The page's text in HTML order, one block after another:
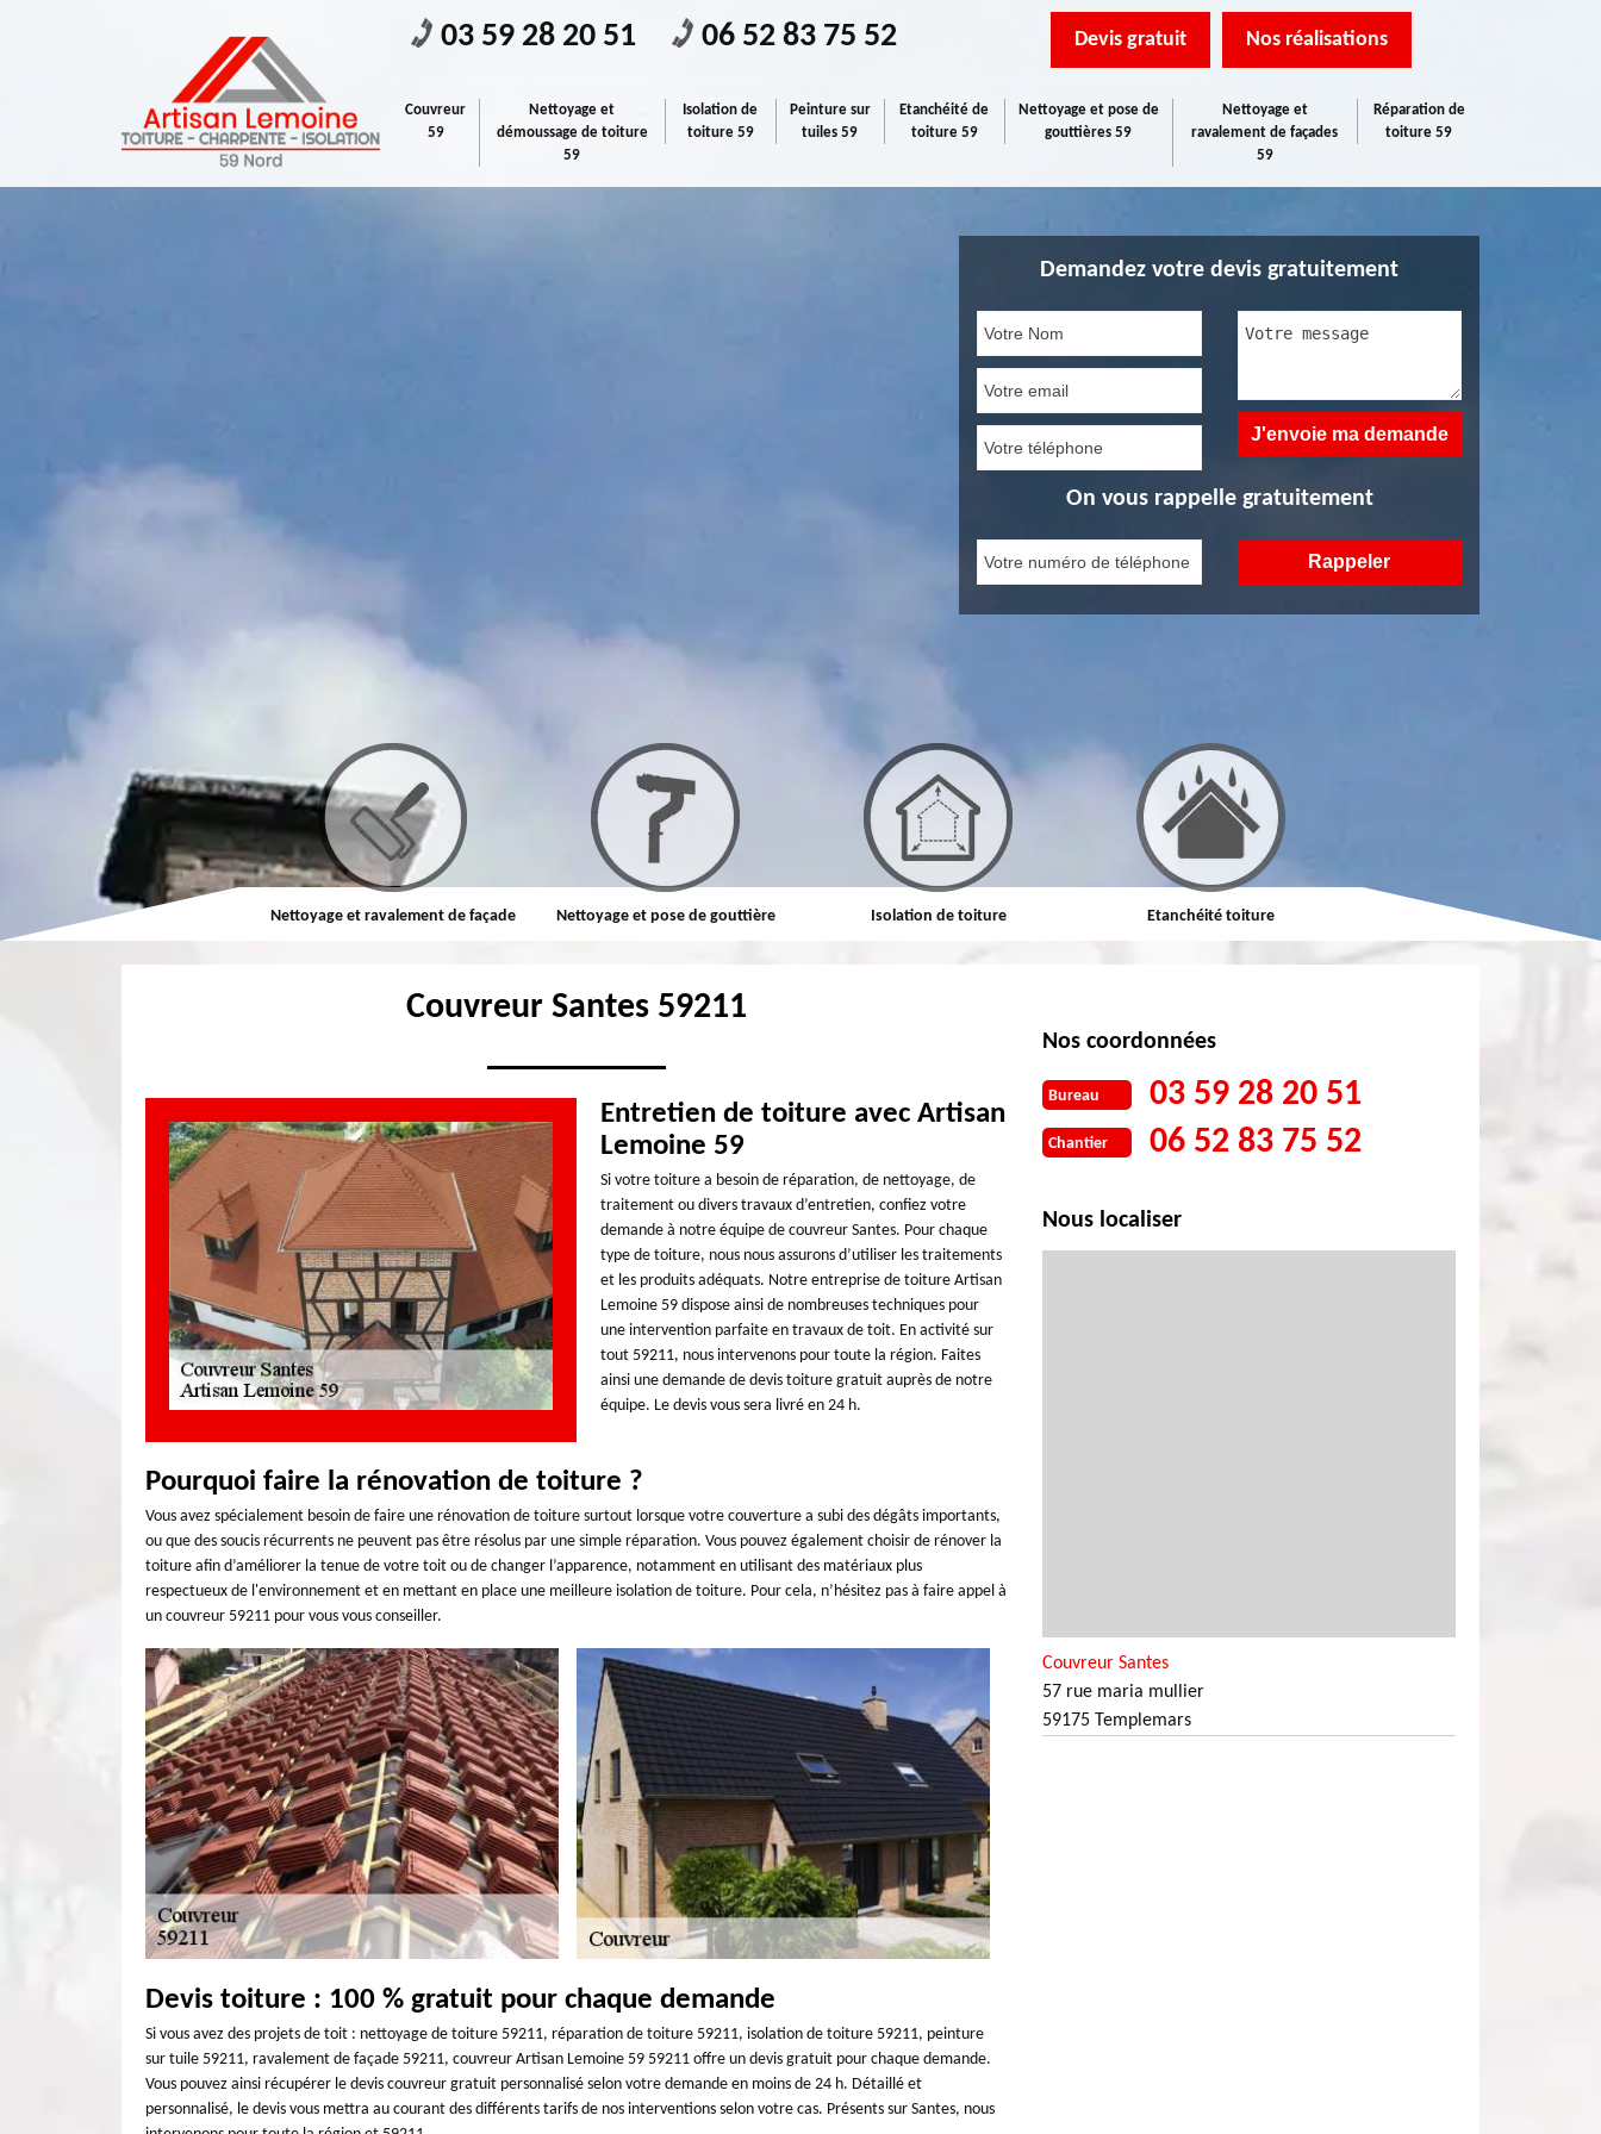
03 59 28 20 51 06 52 83 75 52 Devis gratuit Nos réalisations
Couvreur
59
Nettoyage et
démoussage de toiture
59
Isolation de
toiture 59
Peinture sur
tuiles 59
Etanchéité de
toiture 59
Nettoyage et pose de
gouttières 59
Nettoyage et
ravalement de façades
59
Réparation de
toiture 59
Demandez votre devis gratuitement
On vous rappelle gratuitement
Couvreur Nettoyage et ravalement de façade Nettoyage et pose de gouttière Isolation de toiture Etanchéité toiture Réparation de toiture
Couvreur Santes 59211
Entretien de toiture avec Artisan
Lemoine 59
Si votre toiture a besoin de réparation, de nettoyage, de
traitement ou divers travaux d’entretien, confiez votre
demande à notre équipe de couvreur Santes. Pour chaque
type de toiture, nous nous assurons d’utiliser les traitements
et les produits adéquats. Notre entreprise de toiture Artisan
Lemoine 59 dispose ainsi de nombreuses techniques pour
une intervention parfaite en travaux de toit. En activité sur
tout 59211, nous intervenons pour toute la région. Faites
ainsi une demande de devis toiture gratuit auprès de notre
équipe. Le devis vous sera livré en 24 h.
Pourquoi faire la rénovation de toiture ?
Vous avez spécialement besoin de faire une rénovation de toiture surtout lorsque votre couverture a subi des dégâts importants,
ou que des soucis récurrents ne peuvent pas être résolus par une simple réparation. Vous pouvez également choisir de rénover la
toiture afin d’améliorer la tenue de votre toit ou de changer l’apparence, notamment en utilisant des matériaux plus
respectueux de l'environnement et en mettant en place une meilleure isolation de toiture. Pour cela, n’hésitez pas à faire appel à
un couvreur 59211 pour vous vous conseiller.
Devis toiture : 100 % gratuit pour chaque demande
Si vous avez des projets de toit : nettoyage de toiture 59211, réparation de toiture 59211, isolation de toiture 59211, peinture
sur tuile 59211, ravalement de façade 59211, couvreur Artisan Lemoine 59 59211 offre un devis gratuit pour chaque demande.
Vous pouvez ainsi récupérer le devis couvreur gratuit personnalisé selon votre demande en moins de 24 h. Détaillé et
personnalisé, le devis vous mettra au courant des différents tarifs de nos interventions selon votre cas. Présents sur Santes, nous
Nos coordonnées
Bureau 03 59 28 20 51
Chantier 06 52 83 75 52
Nous localiser
Couvreur Santes
57 rue maria mullier
59175 Templemars